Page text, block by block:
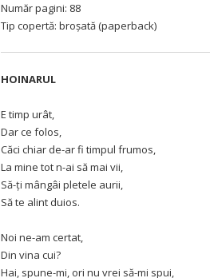
Număr pagini: 88
Tip copertă: broșată (paperback)
HOINARUL
E timp urât,
Dar ce folos,
Căci chiar de-ar fi timpul frumos,
La mine tot n-ai să mai vii,
Să-ți mângâi pletele aurii,
Să te alint duios.
Noi ne-am certat,
Din vina cui?
Hai, spune-mi, ori nu vrei să-mi spui,